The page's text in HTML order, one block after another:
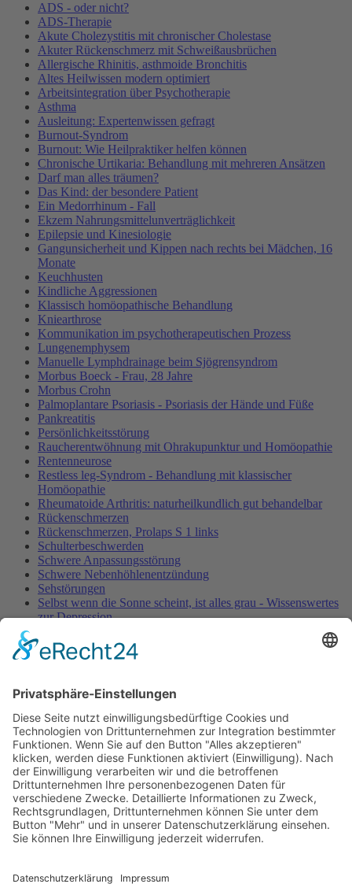
ADS - oder nicht?
ADS-Therapie
Akute Cholezystitis mit chronischer Cholestase
Akuter Rückenschmerz mit Schweißausbrüchen
Allergische Rhinitis, asthmoide Bronchitis
Altes Heilwissen modern optimiert
Arbeitsintegration über Psychotherapie
Asthma
Ausleitung: Expertenwissen gefragt
Burnout-Syndrom
Burnout: Wie Heilpraktiker helfen können
Chronische Urtikaria: Behandlung mit mehreren Ansätzen
Darf man alles träumen?
Das Kind: der besondere Patient
Ein Medorrhinum - Fall
Ekzem Nahrungsmittelunverträglichkeit
Epilepsie und Kinesiologie
Gangunsicherheit und Kippen nach rechts bei Mädchen, 16
Monate
Keuchhusten
Kindliche Aggressionen
Klassisch homöopathische Behandlung
Kniearthrose
Kommunikation im psychotherapeutischen Prozess
Lungenemphysem
Manuelle Lymphdrainage beim Sjögrensyndrom
Morbus Boeck - Frau, 28 Jahre
Morbus Crohn
Palmoplantare Psoriasis - Psoriasis der Hände und Füße
Pankreatitis
Persönlichkeitsstörung
Raucherentwöhnung mit Ohrakupunktur und Homöopathie
Rentenneurose
Restless leg-Syndrom - Behandlung mit klassischer
Homöopathie
Rheumatoide Arthritis: naturheilkundlich gut behandelbar
Rückenschmerzen
Rückenschmerzen, Prolaps S 1 links
Schulterbeschwerden
Schwere Anpassungsstörung
Schwere Nebenhöhlenentzündung
Sehstörungen
Selbst wenn die Sonne scheint, ist alles grau - Wissenswertes
zur Depression
Tendovaginitis stenosans
Tennisellenbogen
Vertigo - Schwindel nach HWS-Manipulation
Viel zu Fett
Verband Unabhängiger Heilpraktiker e.V.
Diese E-Mail-Adresse ist vor Spambots geschützt! Zur
Anzeige muss JavaScript eingeschaltet sein!
0261-1349 8000
38100 Braunschweig